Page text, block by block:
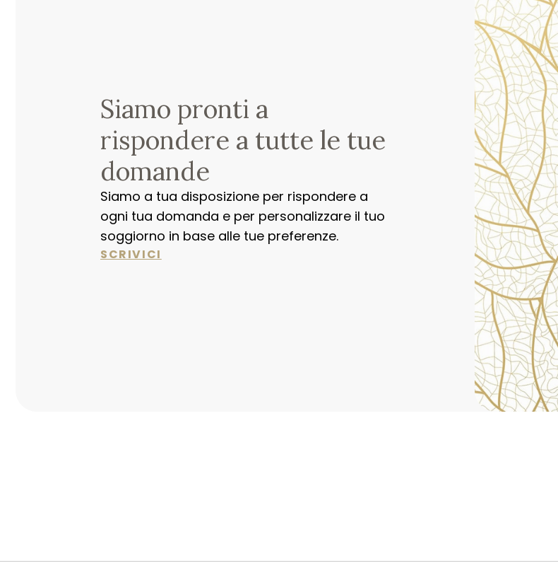
Siamo pronti a
rispondere a tutte le tue
domande
Siamo a tua disposizione per rispondere a
ogni tua domanda e per personalizzare il tuo
soggiorno in base alle tue preferenze.
SCRIVICI